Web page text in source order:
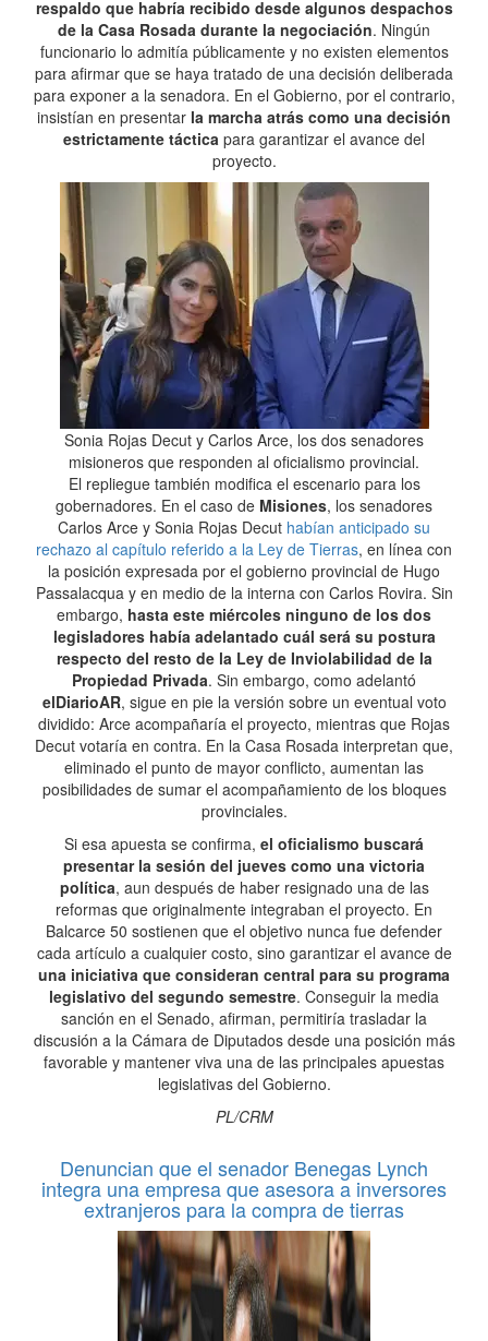
respaldo que habría recibido desde algunos despachos
de la Casa Rosada durante la negociación. Ningún
funcionario lo admitía públicamente y no existen elementos
para afirmar que se haya tratado de una decisión deliberada
para exponer a la senadora. En el Gobierno, por el contrario,
insistían en presentar la marcha atrás como una decisión
estrictamente táctica para garantizar el avance del
proyecto.
Sonia Rojas Decut y Carlos Arce, los dos senadores
misioneros que responden al oficialismo provincial.
El repliegue también modifica el escenario para los
gobernadores. En el caso de Misiones, los senadores
Carlos Arce y Sonia Rojas Decut habían anticipado su
rechazo al capítulo referido a la Ley de Tierras, en línea con
la posición expresada por el gobierno provincial de Hugo
Passalacqua y en medio de la interna con Carlos Rovira. Sin
embargo, hasta este miércoles ninguno de los dos
legisladores había adelantado cuál será su postura
respecto del resto de la Ley de Inviolabilidad de la
Propiedad Privada. Sin embargo, como adelantó
elDiarioAR, sigue en pie la versión sobre un eventual voto
dividido: Arce acompañaría el proyecto, mientras que Rojas
Decut votaría en contra. En la Casa Rosada interpretan que,
eliminado el punto de mayor conflicto, aumentan las
posibilidades de sumar el acompañamiento de los bloques
provinciales.
Si esa apuesta se confirma, el oficialismo buscará
presentar la sesión del jueves como una victoria
política, aun después de haber resignado una de las
reformas que originalmente integraban el proyecto. En
Balcarce 50 sostienen que el objetivo nunca fue defender
cada artículo a cualquier costo, sino garantizar el avance de
una iniciativa que consideran central para su programa
legislativo del segundo semestre. Conseguir la media
sanción en el Senado, afirman, permitiría trasladar la
discusión a la Cámara de Diputados desde una posición más
favorable y mantener viva una de las principales apuestas
legislativas del Gobierno.
PL/CRM
Denuncian que el senador Benegas Lynch
integra una empresa que asesora a inversores
extranjeros para la compra de tierras